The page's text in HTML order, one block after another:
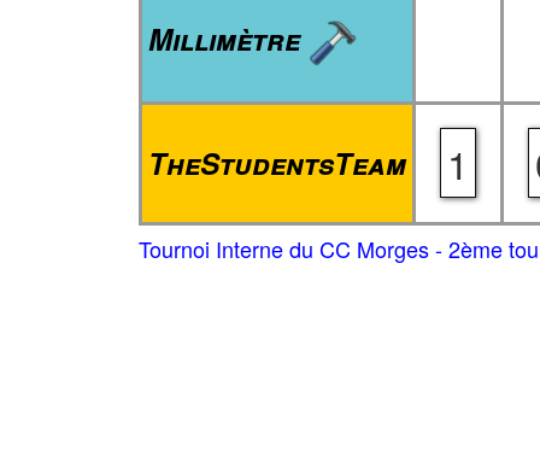
Millimètre
TheStudentsTeam 1
Tournoi Interne du CC Morges - 2ème